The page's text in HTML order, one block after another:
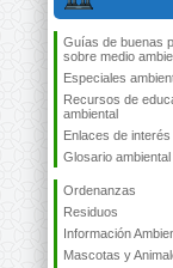
Guías de buenas
sobre medio
Especiales
Recursos de
ambiental
Enlaces de interés
Glosario ambiental
Ordenanzas
Residuos
Información
Mascotas y